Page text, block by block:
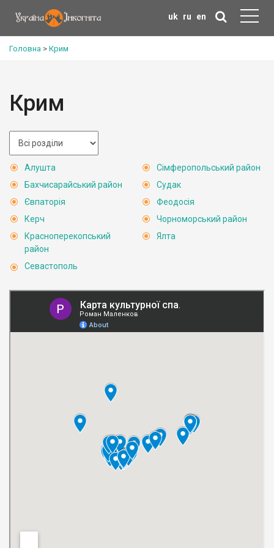
uk ru en
Головна > Крим
Крим
Алушта
Бахчисарайський район
Євпаторія
Керч
Красноперекопський
район
Севастополь
Сімферопольський район
Судак
Феодосія
Чорноморський район
Ялта